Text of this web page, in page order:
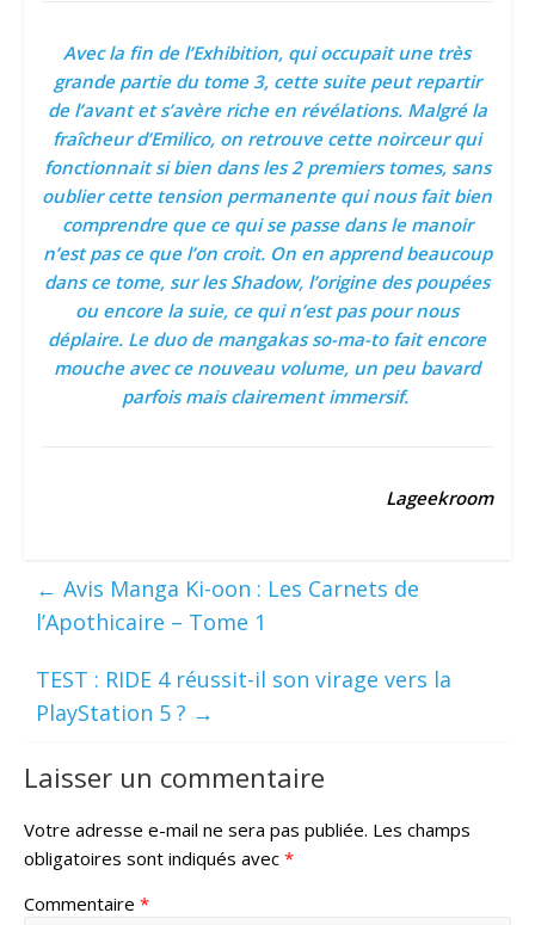
Avec la fin de l’Exhibition, qui occupait une très
grande partie du tome 3, cette suite peut repartir
de l’avant et s’avère riche en révélations. Malgré la
fraîcheur d’Emilico, on retrouve cette noirceur qui
fonctionnait si bien dans les 2 premiers tomes, sans
oublier cette tension permanente qui nous fait bien
comprendre que ce qui se passe dans le manoir
n’est pas ce que l’on croit. On en apprend beaucoup
dans ce tome, sur les Shadow, l’origine des poupées
ou encore la suie, ce qui n’est pas pour nous
déplaire. Le duo de mangakas so-ma-to fait encore
mouche avec ce nouveau volume, un peu bavard
parfois mais clairement immersif.
Lageekroom
← Avis Manga Ki-oon : Les Carnets de
l’Apothicaire – Tome 1
TEST : RIDE 4 réussit-il son virage vers la
PlayStation 5 ? →
Laisser un commentaire
Votre adresse e-mail ne sera pas publiée. Les champs
obligatoires sont indiqués avec *
Commentaire *